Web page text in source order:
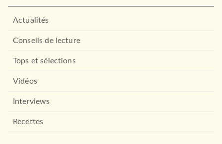
Actualités
Conseils de lecture
Tops et sélections
Vidéos
Interviews
Recettes